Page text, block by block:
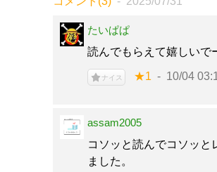
たいぱぱ
読んでもらえて嬉しいで
ナイス ★1 10/04
assam2005
コソッと読んでコソッと
ました。